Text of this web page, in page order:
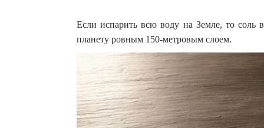
Если испарить всю воду на Земле, то соль
планету ровным 150-метровым слоем.